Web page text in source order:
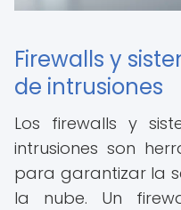
Firewalls y
de intrusiones
Los firewalls y
intrusiones son
para garantizar la
la nube. Un